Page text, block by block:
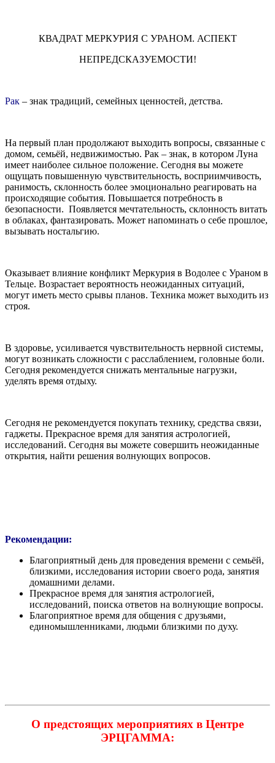
КВАДРАТ МЕРКУРИЯ С УРАНОМ. АСПЕКТ
НЕПРЕДСКАЗУЕМОСТИ!
Рак – знак традиций, семейных ценностей, детства.
На первый план продолжают выходить вопросы, связанные с
домом, семьёй, недвижимостью. Рак – знак, в котором Луна
имеет наиболее сильное положение. Сегодня вы можете
ощущать повышенную чувствительность, восприимчивость,
ранимость, склонность более эмоционально реагировать на
происходящие события. Повышается потребность в
безопасности. Появляется мечтательность, склонность витать
в облаках, фантазировать. Может напоминать о себе прошлое,
вызывать ностальгию.
Оказывает влияние конфликт Меркурия в Водолее с Ураном в
Тельце. Возрастает вероятность неожиданных ситуаций,
могут иметь место срывы планов. Техника может выходить из
строя.
В здоровье, усиливается чувствительность нервной системы,
могут возникать сложности с расслаблением, головные боли.
Сегодня рекомендуется снижать ментальные нагрузки,
уделять время отдыху.
Сегодня не рекомендуется покупать технику, средства связи,
гаджеты. Прекрасное время для занятия астрологией,
исследований. Сегодня вы можете совершить неожиданные
открытия, найти решения волнующих вопросов.
Рекомендации:
Благоприятный день для проведения времени с семьёй,
близкими, исследования истории своего рода, занятия
домашними делами.
Прекрасное время для занятия астрологией,
исследований, поиска ответов на волнующие вопросы.
Благоприятное время для общения с друзьями,
единомышленниками, людьми близкими по духу.
О предстоящих мероприятиях в Центре
ЭРЦГАММА: